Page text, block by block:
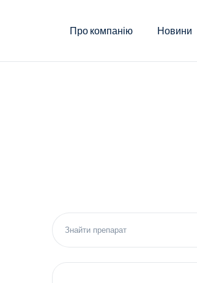
Про компанію Новини